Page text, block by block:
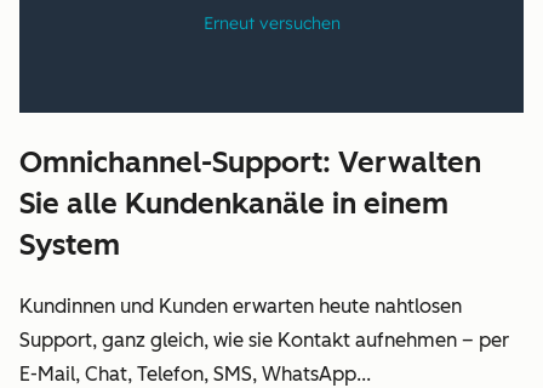
Omnichannel-Support: Verwalten
Sie alle Kundenkanäle in einem
System
Kundinnen und Kunden erwarten heute nahtlosen
Support, ganz gleich, wie sie Kontakt aufnehmen – per
E-Mail, Chat, Telefon, SMS, WhatsApp...